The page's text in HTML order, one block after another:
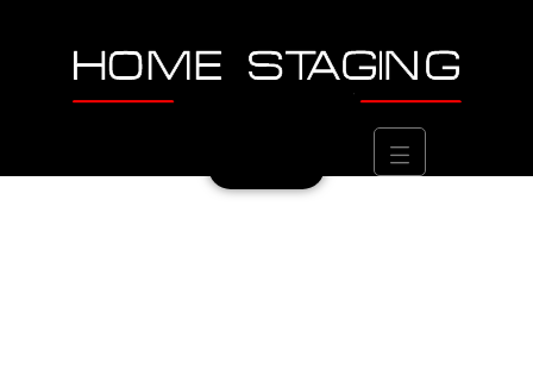
CONTACTEZ-NOUS AU